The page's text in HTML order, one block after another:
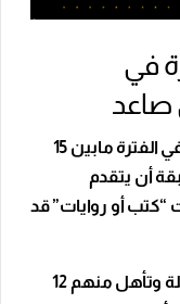
في
صاعد
تم استلام أكثر من 400 عمل أدبي صاعد في الفترة مابين 15
أن يتقدم
“كتب أو روايات” قد
وتم اختيار 50 عملاً أدبيًا في القائمة الطويلة وتأهل منهم 12